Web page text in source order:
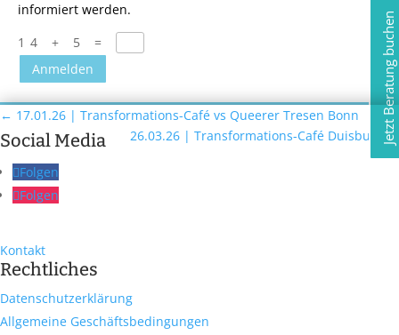
informiert werden.
14 + 5
=
Anmelden
← 17.01.26 | Transformations-Café vs Queerer Tresen Bonn
26.03.26 | Transformations-Café Duisburg
→
Social Media
Folgen
Folgen
Kontakt
Rechtliches
Datenschutzerklärung
Allgemeine Geschäftsbedingungen
Jetzt Beratung buchen